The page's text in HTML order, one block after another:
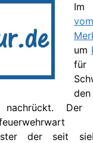
um
nachrückt. Der
der seit